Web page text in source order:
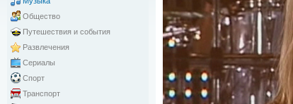
Общество
Путешествия и события
Развлечения
Сериалы
Спорт
Транспорт